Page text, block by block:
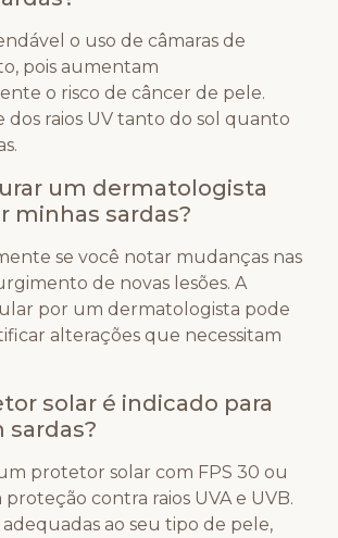
o uso de câmaras de
pois aumentam
o risco de câncer de pele.
dos raios UV tanto do sol quanto
um dermatologista
minhas sardas?
se você notar mudanças nas
de novas lesões. A
por um dermatologista pode
alterações que necessitam
solar é indicado para
protetor solar com FPS 30 ou
contra raios UVA e UVB.
ao seu tipo de pele,